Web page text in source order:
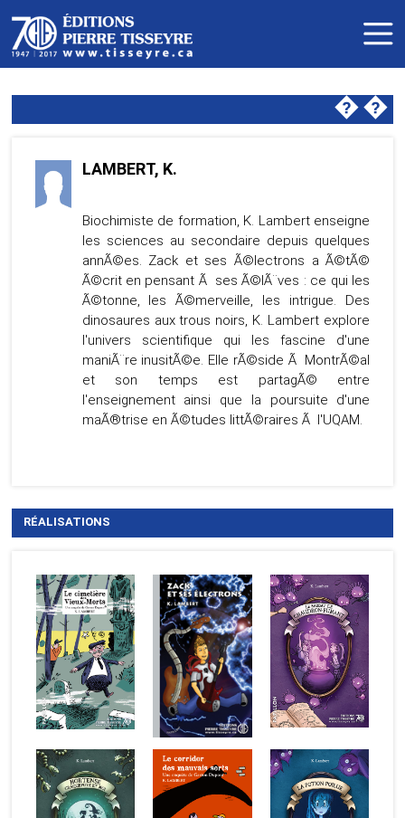
��
LAMBERT, K.
Biochimiste de formation, K. Lambert enseigne
les sciences au secondaire depuis quelques
annÃ©es. Zack et ses Ã©lectrons a Ã©tÃ©
Ã©crit en pensant Ã ses Ã©lÃ¨ves : ce qui les
Ã©tonne, les Ã©merveille, les intrigue. Des
dinosaures aux trous noirs, K. Lambert explore
l'univers scientifique qui les fascine d'une
maniÃ¨re inusitÃ©e. Elle rÃ©side Ã MontrÃ©al
et son temps est partagÃ© entre
l'enseignement ainsi que la poursuite d'une
maÃ®trise en Ã©tudes littÃ©raires Ã l'UQAM.
RÉALISATIONS